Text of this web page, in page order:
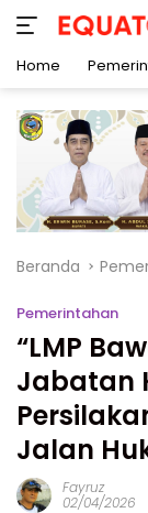
konten
Home
Beranda
Pemerintahan
“LMP
Jabatan
Jalan
Fayruz
02/04/2026